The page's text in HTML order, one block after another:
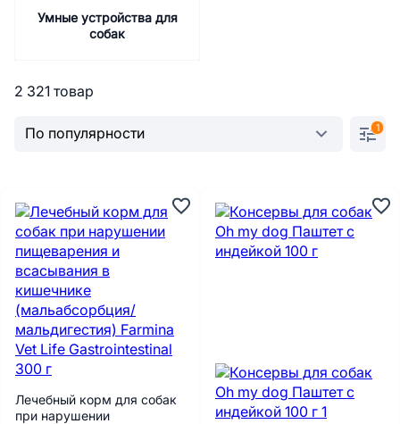
Умные устройства для
собак
2 321 товар
1
Лечебный корм для собак
при нарушении